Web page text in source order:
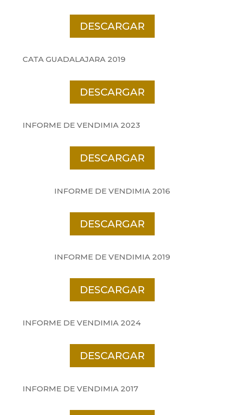
DESCARGAR
CATA GUADALAJARA 2019
DESCARGAR
INFORME DE VENDIMIA 2023
DESCARGAR
INFORME DE VENDIMIA 2016
DESCARGAR
INFORME DE VENDIMIA 2019
DESCARGAR
INFORME DE VENDIMIA 2024
DESCARGAR
INFORME DE VENDIMIA 2017